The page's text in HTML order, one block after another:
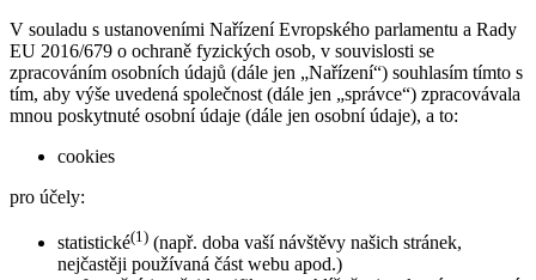
V souladu s ustanoveními Nařízení Evropského parlamentu a Rady
EU 2016/679 o ochraně fyzických osob, v souvislosti se
zpracováním osobních údajů (dále jen „Nařízení“) souhlasím tímto s
tím, aby výše uvedená společnost (dále jen „správce“) zpracovávala
mnou poskytnuté osobní údaje (dále jen osobní údaje), a to:
cookies
pro účely:
statistické(1) (např. doba vaší návštěvy našich stránek,
nejčastěji používaná část webu apod.)